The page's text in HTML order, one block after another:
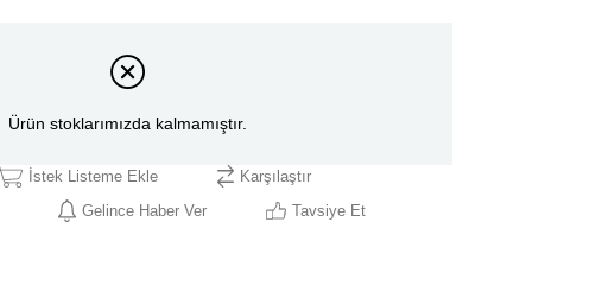
Ürün stoklarımızda kalmamıştır.
İstek Listeme Ekle
Karşılaştır
Gelince Haber Ver Tavsiye Et